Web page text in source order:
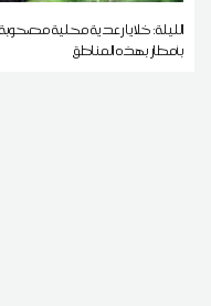
الليلة: خلايا رعدية محلية مصحوبة
بأمطار بهذه المناطق